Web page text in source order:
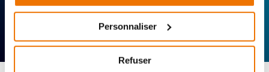
Personnaliser
Refuser
technique
Réactivité
Offerte